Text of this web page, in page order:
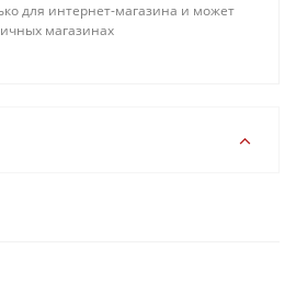
для интернет-магазина и может
магазинах